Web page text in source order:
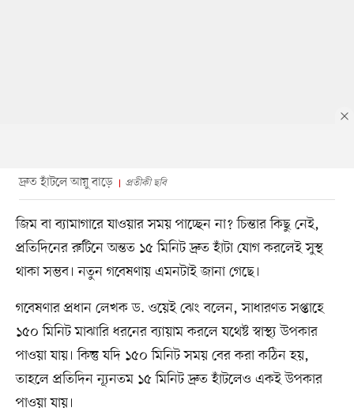
দ্রুত হাঁটলে আয়ু বাড়ে প্রতীকী ছবি
জিম বা ব্যামাগারে যাওয়ার সময় পাচ্ছেন না? চিন্তার কিছু নেই,
প্রতিদিনের রুটিনে অন্তত ১৫ মিনিট দ্রুত হাঁটা যোগ করলেই সুস্থ
থাকা সম্ভব। নতুন গবেষণায় এমনটাই জানা গেছে।
গবেষণার প্রধান লেখক ড. ওয়েই ঝেং বলেন, সাধারণত সপ্তাহে
১৫০ মিনিট মাঝারি ধরনের ব্যায়াম করলে যথেষ্ট স্বাস্থ্য উপকার
পাওয়া যায়। কিন্তু যদি ১৫০ মিনিট সময় বের করা কঠিন হয়,
তাহলে প্রতিদিন ন্যূনতম ১৫ মিনিট দ্রুত হাঁটলেও একই উপকার
পাওয়া যায়।